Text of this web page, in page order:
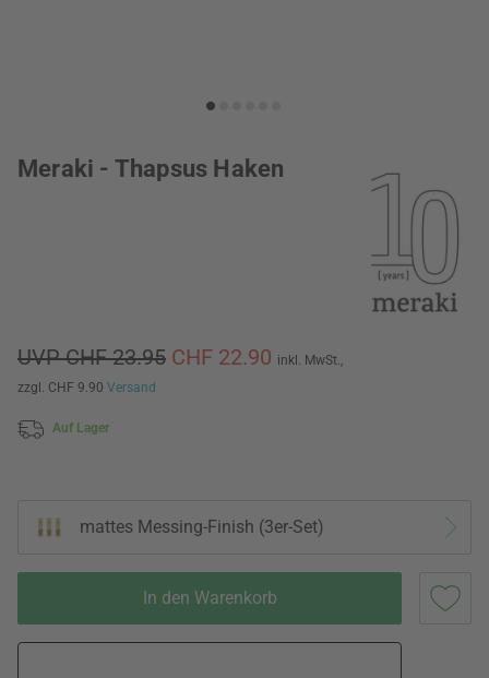
Meraki - Thapsus Haken
UVP CHF 23.95 CHF 22.90 inkl. MwSt.,
zzgl. CHF 9.90 Versand
Auf Lager
mattes Messing-Finish (3er-Set)
In den Warenkorb